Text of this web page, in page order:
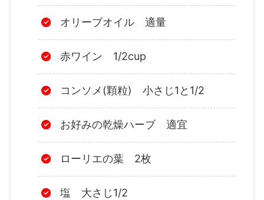
オリーブオイル 適量
赤ワイン 1/2cup
コンソメ(顆粒) 小さじ1と1/2
お好みの乾燥ハーブ 適宜
ローリエの葉 2枚
塩 大さじ1/2